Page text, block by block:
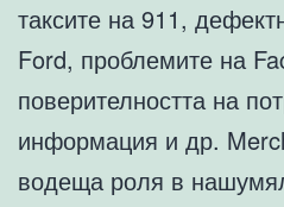
таксите на 911,
Ford, проблемите на
поверителността на
информация и др.
водеща роля в